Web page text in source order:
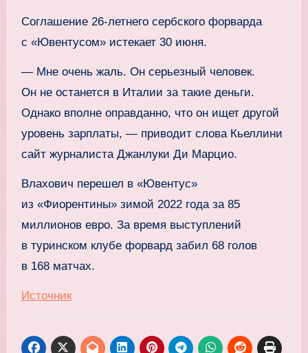
Соглашение 26‑летнего сербского форварда
с «Ювентусом» истекает 30 июня.
— Мне очень жаль. Он серьезный человек.
Он не останется в Италии за такие деньги.
Однако вполне оправданно, что он ищет другой
уровень зарплаты, — приводит слова Кьеллини
сайт журналиста Джанлуки Ди Марцио.
Влахович перешел в «Ювентус»
из «Фиорентины» зимой 2022 года за 85
миллионов евро. За время выступлений
в туринском клубе форвард забил 68 голов
в 168 матчах.
Источник